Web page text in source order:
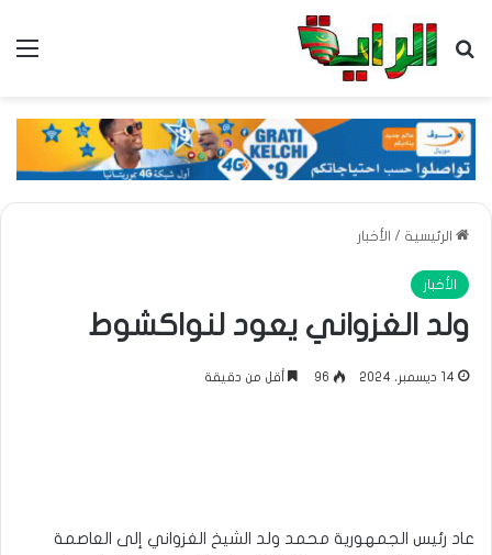
بحث عن
الرئيسية / الأخبار
الأخبار
ولد الغزواني يعود لنواكشوط
14 ديسمبر، 2024 96 أقل من دقيقة
عاد رئيس الجمهورية محمد ولد الشيخ الغزواني إلى العاصمة